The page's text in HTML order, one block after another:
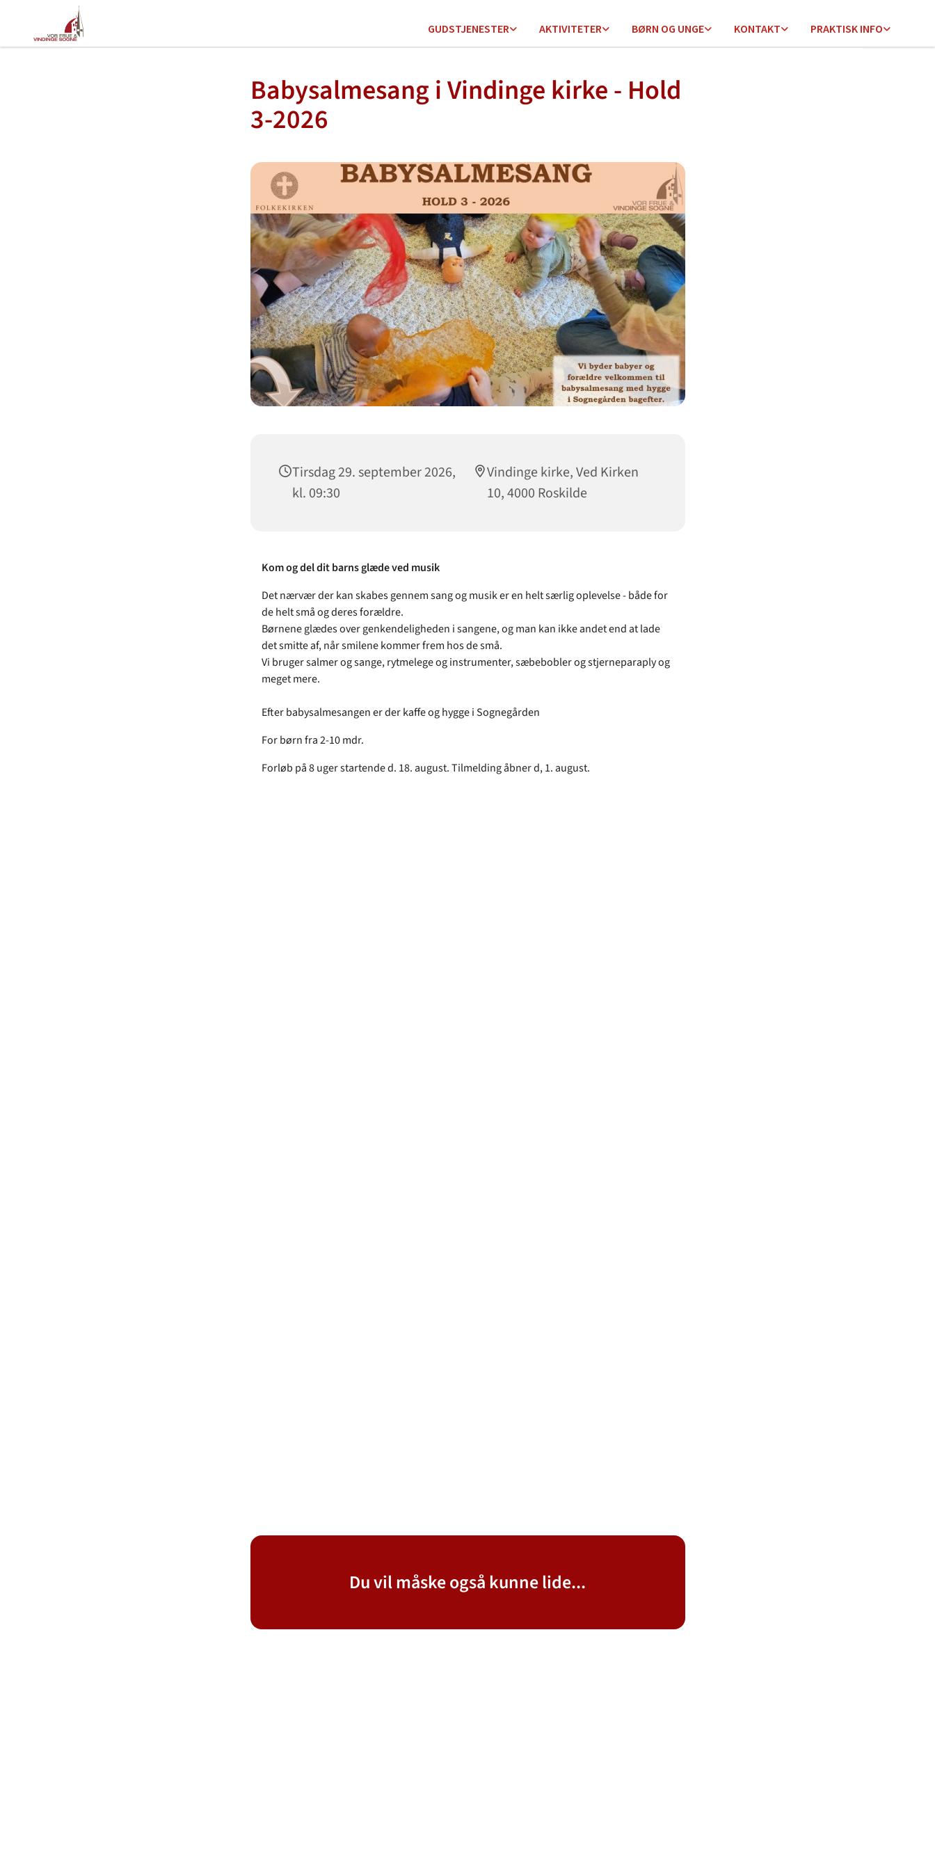
GUDSTJENESTER AKTIVITETER BØRN OG UNGE KONTAKT PRAKTISK INFO
Babysalmesang i Vindinge kirke - Hold
3-2026
Tirsdag 29. september 2026,
kl. 09:30
Vindinge kirke, Ved Kirken
10, 4000 Roskilde
Kom og del dit barns glæde ved musik
Det nærvær der kan skabes gennem sang og musik er en helt særlig oplevelse - både for
de helt små og deres forældre.
Børnene glædes over genkendeligheden i sangene, og man kan ikke andet end at lade
det smitte af, når smilene kommer frem hos de små.
Vi bruger salmer og sange, rytmelege og instrumenter, sæbebobler og stjerneparaply og
meget mere.
Efter babysalmesangen er der kaffe og hygge i Sognegården
For børn fra 2-10 mdr.
Forløb på 8 uger startende d. 18. august. Tilmelding åbner d, 1. august.
Du vil måske også kunne lide...